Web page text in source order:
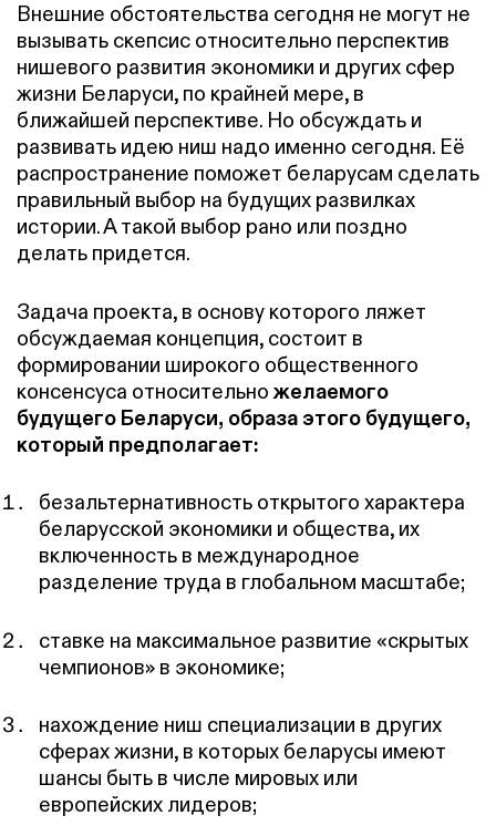
Внешние обстоятельства сегодня не могут не
вызывать скепсис относительно перспектив
нишевого развития экономики и других сфер
жизни Беларуси, по крайней мере, в
ближайшей перспективе. Но обсуждать и
развивать идею ниш надо именно сегодня. Её
распространение поможет беларусам сделать
правильный выбор на будущих развилках
истории. А такой выбор рано или поздно
делать придется.
Задача проекта, в основу которого ляжет
обсуждаемая концепция, состоит в
формировании широкого общественного
консенсуса относительножелаемого
будущего Беларуси, образа этого будущего,
который предполагает:
безальтернативность открытого характера
беларусской экономики и общества, их
включенность в международное
разделение труда в глобальном масштабе;
ставке на максимальное развитие «скрытых
чемпионов» в экономике;
нахождение ниш специализации в других
сферах жизни, в которых беларусы имеют
шансы быть в числе мировых или
европейских лидеров;